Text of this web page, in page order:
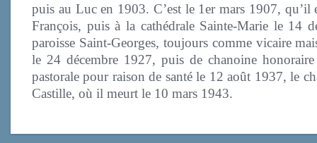
puis au Luc en 1903. C’est le 1er mars 1907,
François, puis à la cathédrale Sainte-Marie le 14
paroisse Saint-Georges, toujours comme vicaire
le 24 décembre 1927, puis de chanoine
pastorale pour raison de santé le 12 août 1937, le
Castille, où il meurt le 10 mars 1943.